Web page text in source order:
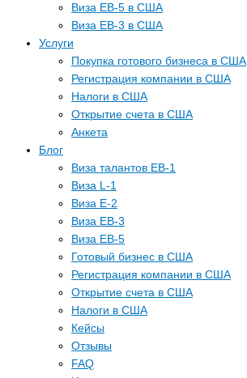
Виза EB-5 в США
Виза EB-3 в США
Услуги
Покупка готового бизнеса в США
Регистрация компании в США
Налоги в США
Открытие счета в США
Анкета
Блог
Виза талантов EB-1
Виза L-1
Виза E-2
Виза EB-3
Виза EB-5
Готовый бизнес в США
Регистрация компании в США
Открытие счета в США
Налоги в США
Кейсы
Отзывы
FAQ